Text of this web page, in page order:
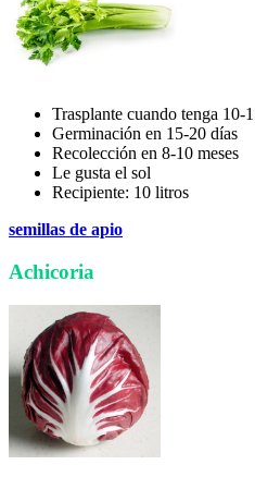
Trasplante cuando tenga 10-
Germinación en 15-20 días
Recolección en 8-10 meses
Le gusta el sol
Recipiente: 10 litros
semillas de apio
Achicoria